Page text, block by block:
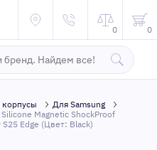
0 0
Для Samsung
Magnetic ShockProof
S25 Edge (Цвет: Black)